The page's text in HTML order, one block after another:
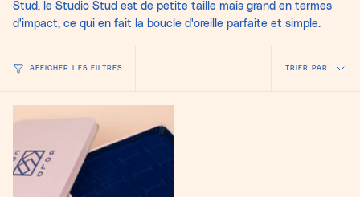
Stud, le Studio Stud est de petite taille mais grand en termes
d'impact, ce qui en fait la boucle d'oreille parfaite et simple.
AFFICHER LES FILTRES
Trier
par
TRIER PAR